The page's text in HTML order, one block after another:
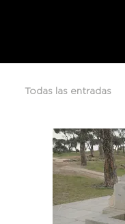
Todas las entradas